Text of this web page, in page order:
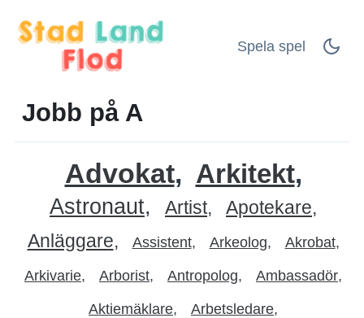
Spela spel
Jobb på A
Advokat Arkitekt
Astronaut Artist
Apotekare
Anläggare
Assistent Arkeolog Akrobat
Arkivarie Arborist Antropolog Ambassadör
Aktiemäklare Arbetsledare